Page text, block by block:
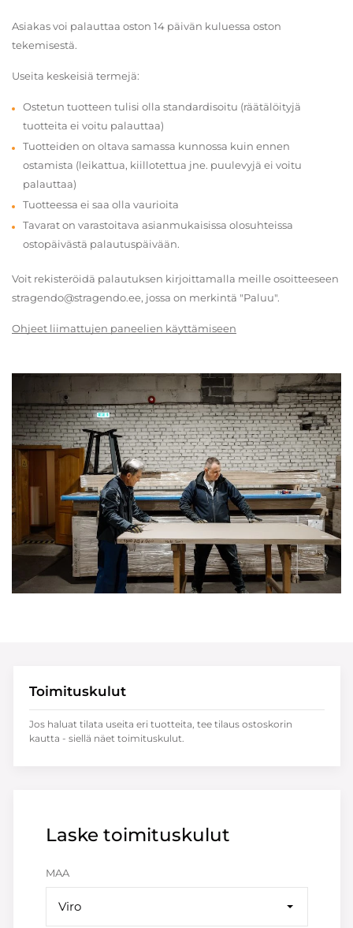
Asiakas voi palauttaa oston 14 päivän kuluessa oston
tekemisestä.
Useita keskeisiä termejä:
Ostetun tuotteen tulisi olla standardisoitu (räätälöityjä
tuotteita ei voitu palauttaa)
Tuotteiden on oltava samassa kunnossa kuin ennen
ostamista (leikattua, kiillotettua jne. puulevyjä ei voitu
palauttaa)
Tuotteessa ei saa olla vaurioita
Tavarat on varastoitava asianmukaisissa olosuhteissa
ostopäivästä palautuspäivään.
Voit rekisteröidä palautuksen kirjoittamalla meille osoitteeseen
stragendo@stragendo.ee, jossa on merkintä "Paluu".
Ohjeet liimattujen paneelien käyttämiseen
Laske toimituskulut
MAA
Viro
Toimituskulut
Jos haluat tilata useita eri tuotteita, tee tilaus ostoskorin
kautta - siellä näet toimituskulut.